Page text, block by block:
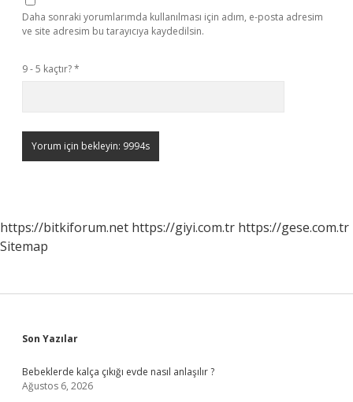
Daha sonraki yorumlarımda kullanılması için adım, e-posta adresim
ve site adresim bu tarayıcıya kaydedilsin.
9 - 5 kaçtır?*
https://bitkiforum.net https://giyi.com.tr https://gese.com.tr
Sitemap
Sidebar
Son Yazılar
Bebeklerde kalça çıkığı evde nasıl anlaşılır ?
Ağustos 6, 2026